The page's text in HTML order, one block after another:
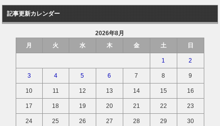
記事更新カレンダー
2026年8月
月
火 水 木 金 土 日
1 2
3 4 5 6 7 8 9
10 11 12 13 14 15 16
17 18 19 20 21 22 23
24 25 26 27 28 29 30